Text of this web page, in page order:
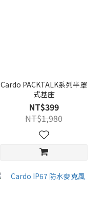
Cardo PACKTALK系列半罩
式基座
NT$399
NT$1,980